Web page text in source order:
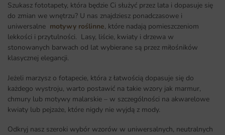
Szukasz fototapety, która będzie Ci służyć przez lata i dopasuje się
do zmian we wnętrzu? U nas znajdziesz ponadczasowe i
uniwersalne motywy roślinne, które nadają pomieszczeniom
lekkości i przytulności. Lasy, liście, kwiaty i drzewa w
stonowanych barwach od lat wybierane są przez miłośników
klasycznej elegancji.
Jeżeli marzysz o fotapecie, która z łatwością dopasuje się do
każdego wystroju, warto postawić na takie wzory jak marmur,
chmury lub motywy malarskie – w szczególności na akwarelowe
kwiaty lub pejzaże, które nigdy nie wyjdą z mody.
Odkryj nasz szeroki wybór wzorów w uniwersalnych, neutralnych